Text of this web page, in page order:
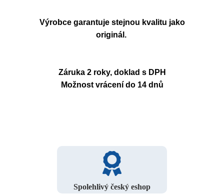
Výrobce garantuje stejnou kvalitu jako
originál.
Záruka 2 roky, doklad s DPH
Možnost vrácení do 14 dnů
Spolehlivý český eshop